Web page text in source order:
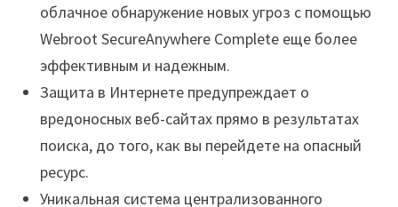
облачное обнаружение новых угроз с помощью
Webroot SecureAnywhere Complete еще более
эффективным и надежным.
Защита в Интернете предупреждает о
вредоносных веб-сайтах прямо в результатах
поиска, до того, как вы перейдете на опасный
ресурс.
Уникальная система централизованного